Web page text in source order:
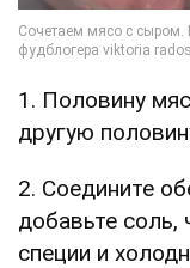
1. Половину
другую
2. Соедините
добавьте соль,
специи и